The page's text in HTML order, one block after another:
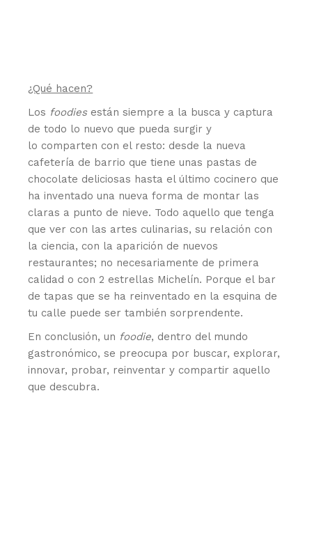
¿Qué hacen?
Los foodies están siempre a la busca y captura
de todo lo nuevo que pueda surgir y
lo comparten con el resto: desde la nueva
cafetería de barrio que tiene unas pastas de
chocolate deliciosas hasta el último cocinero que
ha inventado una nueva forma de montar las
claras a punto de nieve. Todo aquello que tenga
que ver con las artes culinarias, su relación con
la ciencia, con la aparición de nuevos
restaurantes; no necesariamente de primera
calidad o con 2 estrellas Michelín. Porque el bar
de tapas que se ha reinventado en la esquina de
tu calle puede ser también sorprendente.
En conclusión, un foodie, dentro del mundo
gastronómico, se preocupa por buscar, explorar,
innovar, probar, reinventar y compartir aquello
que descubra.